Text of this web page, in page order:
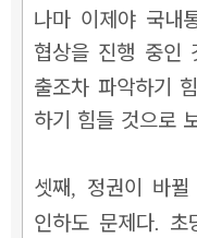
나마 이제야 국내
협상을 진행 중인
출조차 파악하기
하기 힘들 것으로
셋째, 정권이 바
인하도 문제다. 초